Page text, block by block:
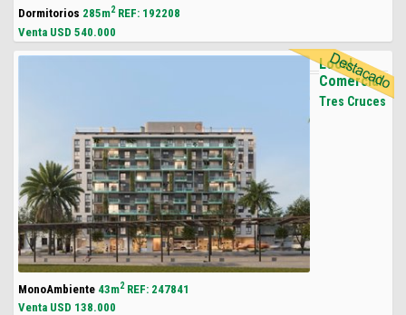
Dormitorios 285m2REF: 192208
Venta USD 540.000
Local
Comercial
Tres Cruces
MonoAmbiente 43m2REF: 247841
Venta USD 138.000